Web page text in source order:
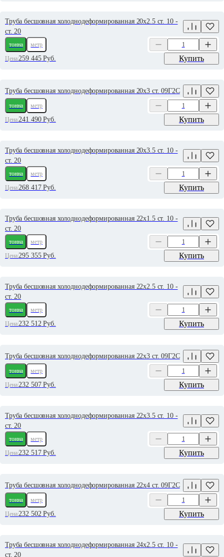
Труба бесшовная холоднодеформированная 20х2.5 ст. 10 -
ст. 20
тонна
метр
Цена:259 445Руб. Купить
Труба бесшовная холоднодеформированная 20х3 ст. 09Г2С
тонна
метр
Цена:241 490Руб. Купить
Труба бесшовная холоднодеформированная 20х3.5 ст. 10 -
ст. 20
тонна
метр
Цена:268 417Руб. Купить
Труба бесшовная холоднодеформированная 22х1.5 ст. 10 -
ст. 20
тонна
метр
Цена:295 355Руб. Купить
Труба бесшовная холоднодеформированная 22х2.5 ст. 10 -
ст. 20
тонна
метр
Цена:232 512Руб. Купить
Труба бесшовная холоднодеформированная 22х3 ст. 09Г2С
тонна
метр
Цена:232 507Руб. Купить
Труба бесшовная холоднодеформированная 22х3.5 ст. 10 -
ст. 20
тонна
метр
Цена:232 517Руб. Купить
Труба бесшовная холоднодеформированная 22х4 ст. 09Г2С
тонна
метр
Цена:232 502Руб. Купить
Труба бесшовная холоднодеформированная 24х2.5 ст. 10 -
ст. 20